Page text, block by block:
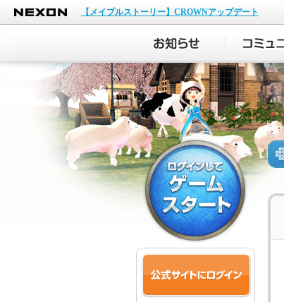
NEXON
【メイプルストーリー】CROWNアップデート